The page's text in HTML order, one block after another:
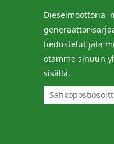
Dieselmoottoria,
tiedustelut jätä
otamme sinuun
sisällä.